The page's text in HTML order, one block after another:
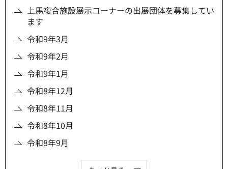
上馬複合施設展示コーナーの出展団体を募集してい
ます
令和9年3月
令和9年2月
令和9年1月
令和8年12月
令和8年11月
令和8年10月
令和8年9月